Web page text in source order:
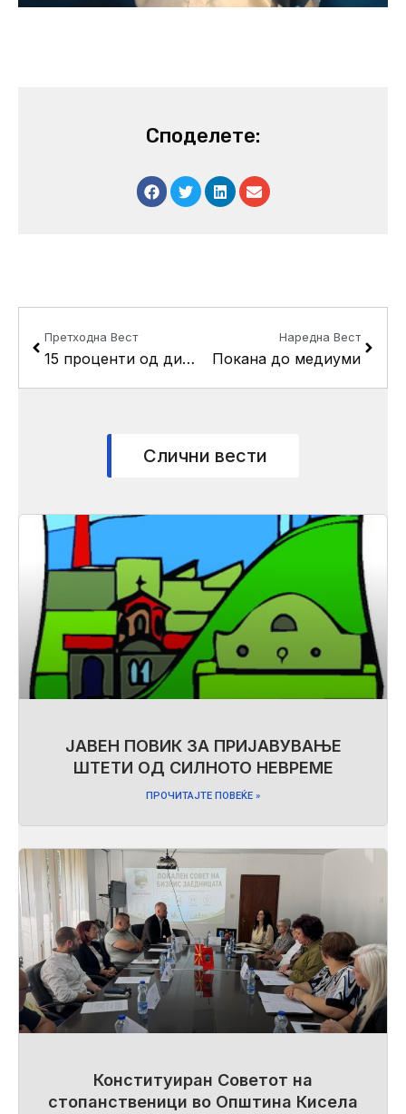
Споделете:
Претходна Вест
15 проценти од дивоградбите во Кисела Вода се легализирани
Наредна Вест
Покана до медиуми
Слични вести
ЈАВЕН ПОВИК ЗА ПРИЈАВУВАЊЕ
ШТЕТИ ОД СИЛНОТО НЕВРЕМЕ
ПРОЧИТАЈТЕ ПОВЕЌЕ »
Конституиран Советот на
стопанственици во Општина Кисела